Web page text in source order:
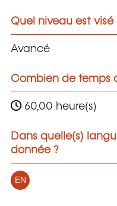
Quel niveau est visé
Avancé
Combien de temps
60,00 heure(s)
Dans quelle(s)
donnée ?
EN